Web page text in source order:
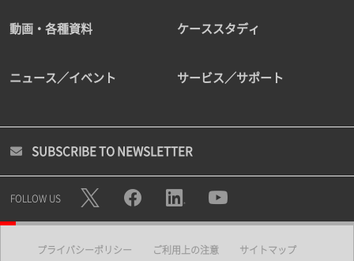
動画・各種資料 ケーススタディ
ニュース／イベント サービス／サポート
SUBSCRIBE TO NEWSLETTER
FOLLOW US
プライバシーポリシー ご利用上の注意 サイトマップ